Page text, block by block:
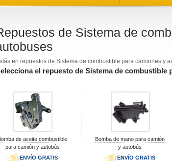
de Sistema de
en repuestos de Sistema de combustible para camiones y
el repuesto de Sistema de combustible
de aceite combustible
para camión y autobús
ENVÍO GRATIS
Bomba de mano para camión
y autobús
ENVÍO GRATIS